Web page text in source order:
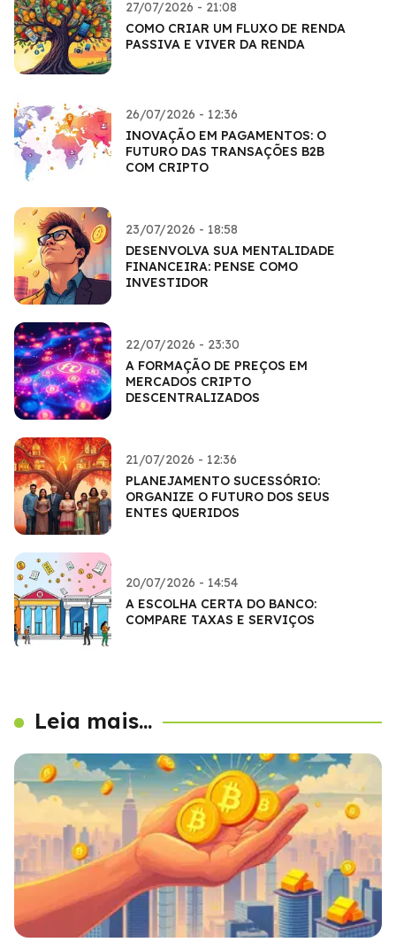
27/07/2026 - 21:08
COMO CRIAR UM FLUXO DE RENDA
PASSIVA E VIVER DA RENDA
26/07/2026 - 12:36
INOVAÇÃO EM PAGAMENTOS: O
FUTURO DAS TRANSAÇÕES B2B
COM CRIPTO
23/07/2026 - 18:58
DESENVOLVA SUA MENTALIDADE
FINANCEIRA: PENSE COMO
INVESTIDOR
22/07/2026 - 23:30
A FORMAÇÃO DE PREÇOS EM
MERCADOS CRIPTO
DESCENTRALIZADOS
21/07/2026 - 12:36
PLANEJAMENTO SUCESSÓRIO:
ORGANIZE O FUTURO DOS SEUS
ENTES QUERIDOS
20/07/2026 - 14:54
A ESCOLHA CERTA DO BANCO:
COMPARE TAXAS E SERVIÇOS
Leia mais...